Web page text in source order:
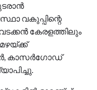
വകുപ്പിന്റെ
കേരളത്തിലും
കാസർഗോഡ്